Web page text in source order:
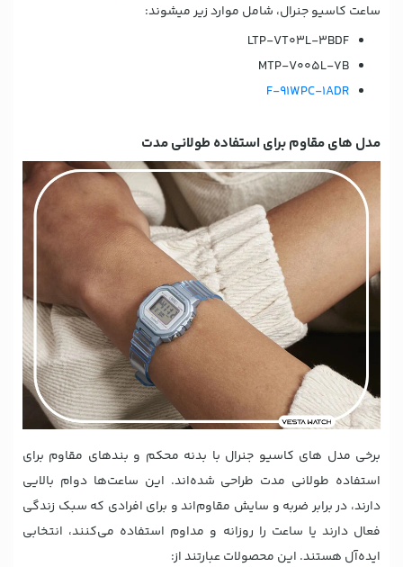
ساعت کاسیو جنرال، شامل موارد زیر می‎شوند:
LTP-VT03L-3BDF
MTP-V005L-7B
F-91WPC-1ADR
مدل های مقاوم برای استفاده طولانی مدت
برخی مدل های کاسیو جنرال با بدنه محکم و بندهای مقاوم برای
استفاده طولانی مدت طراحی شده‌اند. این ساعت‌ها دوام بالایی
دارند، در برابر ضربه و سایش مقاوم‌اند و برای افرادی که سبک زندگی
فعال دارند یا ساعت را روزانه و مداوم استفاده می‌کنند، انتخابی
ایده‌آل هستند. این محصولات عبارتند از: